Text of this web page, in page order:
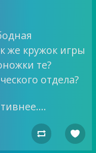
же кружок игры
те?
отдела?
 